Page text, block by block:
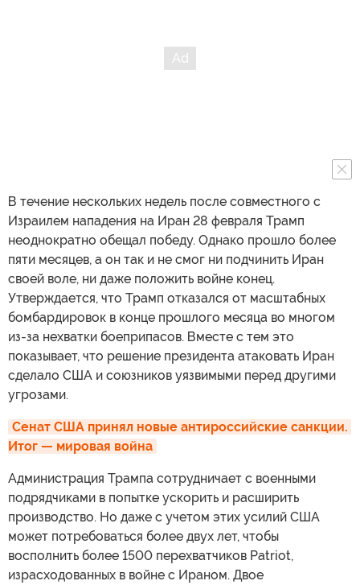
В течение нескольких недель после совместного с
Израилем нападения на Иран 28 февраля Трамп
неоднократно обещал победу. Однако прошло более
пяти месяцев, а он так и не смог ни подчинить Иран
своей воле, ни даже положить войне конец.
Утверждается, что Трамп отказался от масштабных
бомбардировок в конце прошлого месяца во многом
из-за нехватки боеприпасов. Вместе с тем это
показывает, что решение президента атаковать Иран
сделало США и союзников уязвимыми перед другими
угрозами.
Сенат США принял новые антироссийские санкции.
Итог — мировая война
Администрация Трампа сотрудничает с военными
подрядчиками в попытке ускорить и расширить
производство. Но даже с учетом этих усилий США
может потребоваться более двух лет, чтобы
восполнить более 1500 перехватчиков Patriot,
израсходованных в войне с Ираном. Двое